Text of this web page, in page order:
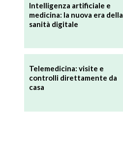
Intelligenza artificiale e
medicina: la nuova era della
sanità digitale
Telemedicina: visite e
controlli direttamente da
casa